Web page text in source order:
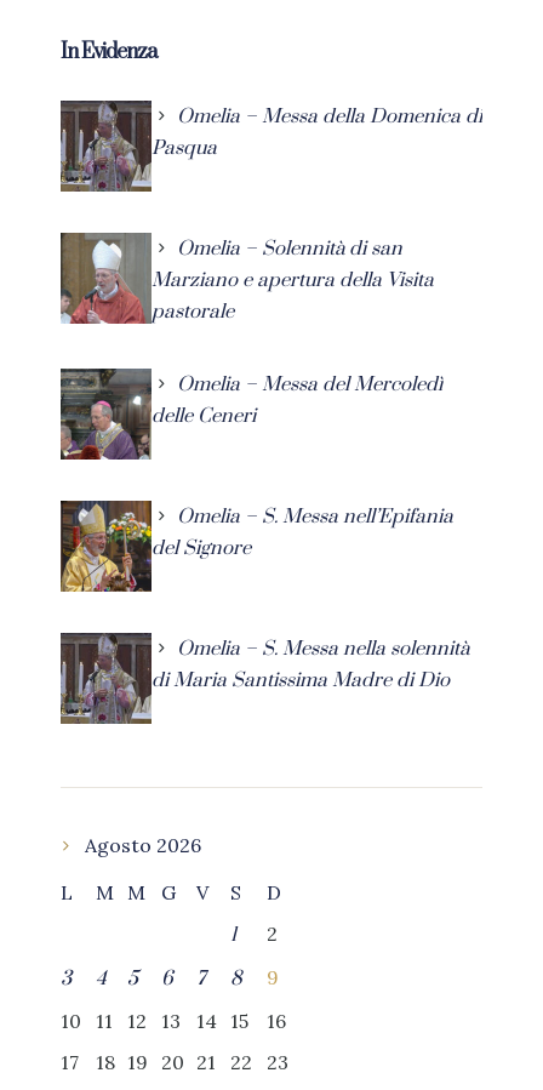
In Evidenza
Omelia – Messa della Domenica di
Pasqua
Omelia – Solennità di san
Marziano e apertura della Visita
pastorale
Omelia – Messa del Mercoledì
delle Ceneri
Omelia – S. Messa nell’Epifania
del Signore
Omelia – S. Messa nella solennità
di Maria Santissima Madre di Dio
Agosto 2026
L
M M G V S
D
1
2
3
4 5 6 7 8
9
10
11 12 13 14 15
16
17
18 19 20 21 22
23